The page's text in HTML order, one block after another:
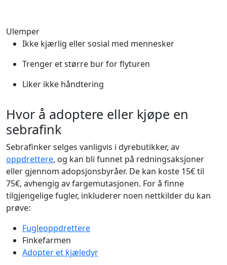
Ulemper
Ikke kjærlig eller sosial med mennesker
Trenger et større bur for flyturen
Liker ikke håndtering
Hvor å adoptere eller kjøpe en
sebrafink
Sebrafinker selges vanligvis i dyrebutikker, av
oppdrettere, og kan bli funnet på redningsaksjoner
eller gjennom adopsjonsbyråer. De kan koste 15€ til
75€, avhengig av fargemutasjonen. For å finne
tilgjengelige fugler, inkluderer noen nettkilder du kan
prøve:
Fugleoppdrettere
Finkefarmen
Adopter et kjæledyr